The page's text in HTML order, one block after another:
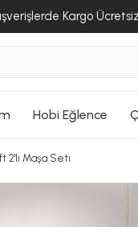
Kargo Ücretsiz
Hobi Eğlence
2'li Maşa Seti